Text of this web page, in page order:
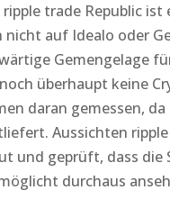
trade Republic
auf Idealo oder
Gemengelage
überhaupt keine
daran gemessen,
Aussichten
und geprüft, dass
durchaus